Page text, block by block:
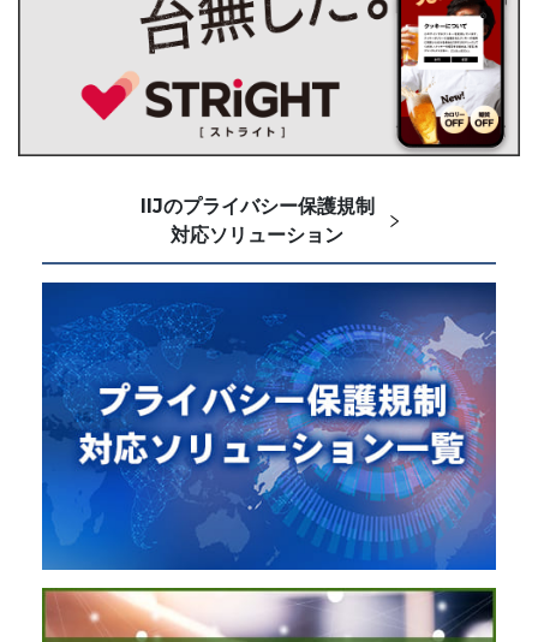
IIJのプライバシー保護規制
対応ソリューション